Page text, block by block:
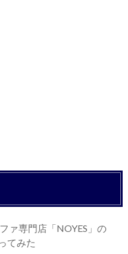
ァ専門店「NOYES」の
てみた